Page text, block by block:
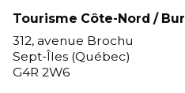
Tourisme Côte-Nord /
312, avenue Brochu
Sept-Îles (Québec)
G4R 2W6